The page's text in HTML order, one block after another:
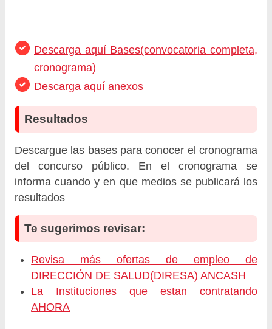
Descarga aquí Bases(convocatoria completa,
cronograma)
Descarga aquí anexos
Resultados
Descargue las bases para conocer el cronograma
del concurso público. En el cronograma se
informa cuando y en que medios se publicará los
resultados
Te sugerimos revisar:
Revisa más ofertas de empleo de
DIRECCIÓN DE SALUD(DIRESA) ANCASH
La Instituciones que estan contratando
AHORA